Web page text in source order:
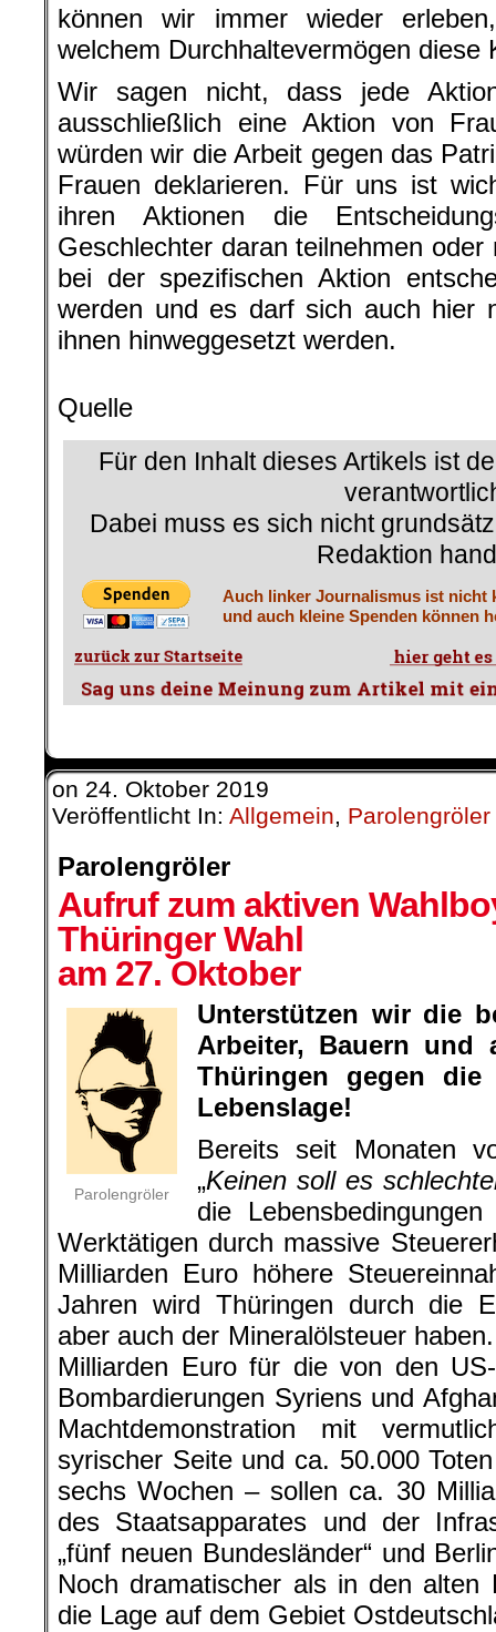
können wir immer wieder
welchem Durchhaltevermögen diese
Wir sagen nicht, dass jede
ausschließlich eine Aktion von
würden wir die Arbeit gegen das
Frauen deklarieren. Für uns ist
ihren Aktionen die
Geschlechter daran teilnehmen
bei der spezifischen Aktion
werden und es darf sich auch hier
ihnen hinweggesetzt werden.
Quelle
Für den Inhalt dieses Artikels ist
Dabei muss es sich nicht
Redaktion
Auch linker Journalismus ist nicht
und auch kleine Spenden können
on 24. Oktober 2019
Veröffentlicht In: Allgemein, Parolengröler
Parolengröler
Aufruf zum aktiven
Thüringer Wahl
am 27. Oktober
Parolengröler
Unterstützen wir die
Arbeiter, Bauern und
Thüringen gegen die
Lebenslage!
Bereits seit Monaten
„Keinen soll es
die
Werktätigen durch massive
Milliarden Euro höhere
Jahren wird Thüringen durch die
aber auch der Mineralölsteuer
Milliarden Euro für die von den
Bombardierungen Syriens und
Machtdemonstration mit
syrischer Seite und ca. 50.000
sechs Wochen – sollen ca. 30
des Staatsapparates und der
„fünf neuen Bundesländer“ und
Noch dramatischer als in den alten
die Lage auf dem Gebiet